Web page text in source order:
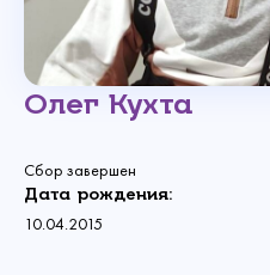
Олег Кухта
Сбор завершен
Дата рождения:
10.04.2015